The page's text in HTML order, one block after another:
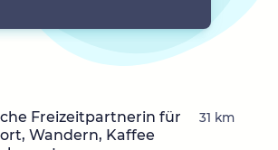
Freizeitpartnerin für
Wandern, Kaffee
31 km